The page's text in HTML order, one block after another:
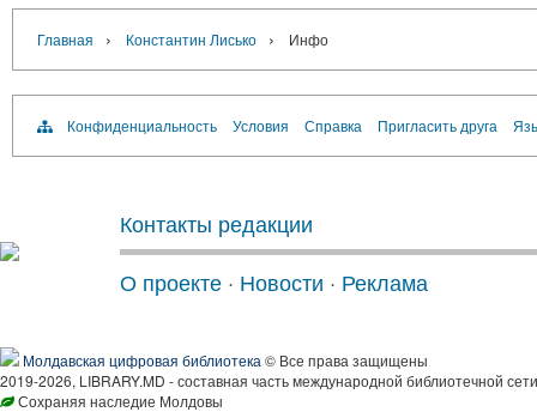
Главная › Константин Лисько › Инфо
Конфиденциальность Условия Справка Пригласить друга
Контакты редакции
О проекте · Новости · Реклама
Молдавская цифровая библиотека © Все права защищены
2019-2026, LIBRARY.MD - составная часть международной библиотечной
Сохраняя наследие Молдовы